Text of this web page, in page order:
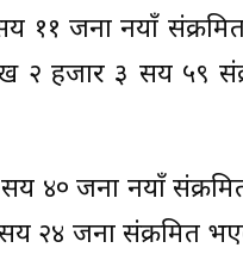
११ जना नयाँ
२ हजार ३ सय ५९
सय ४० जना नयाँ
२४ जना संक्रमित